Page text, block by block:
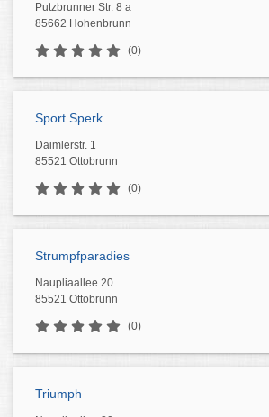
Putzbrunner Str. 8 a
85662 Hohenbrunn
(0)
Sport Sperk
Daimlerstr. 1
85521 Ottobrunn
(0)
Strumpfparadies
Naupliaallee 20
85521 Ottobrunn
(0)
Triumph